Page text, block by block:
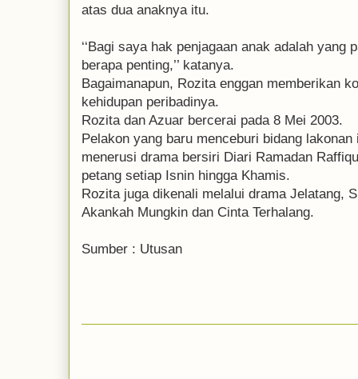
atas dua anaknya itu.
‘‘Bagi saya hak penjagaan anak adalah
berapa penting,’’ katanya.
Bagaimanapun, Rozita enggan memberikan
kehidupan peribadinya.
Rozita dan Azuar bercerai pada 8 Mei 2003.
Pelakon yang baru menceburi bidang
menerusi drama bersiri Diari Ramadan
petang setiap Isnin hingga Khamis.
Rozita juga dikenali melalui drama Jelatang,
Akankah Mungkin dan Cinta Terhalang.
Sumber : Utusan